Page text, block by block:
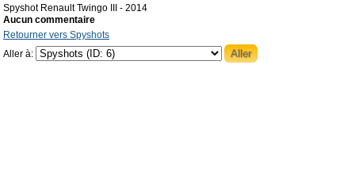
Spyshot Renault Twingo III - 2014
Aucun commentaire
Retourner vers Spyshots
Aller à: